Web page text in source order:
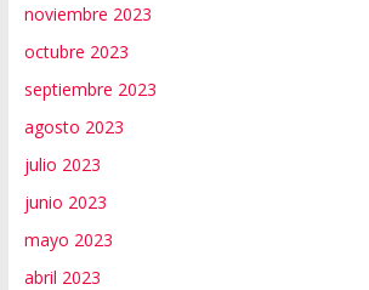
noviembre 2023
octubre 2023
septiembre 2023
agosto 2023
julio 2023
junio 2023
mayo 2023
abril 2023